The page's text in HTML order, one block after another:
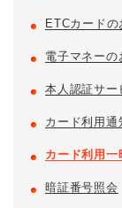
ETCカードの
電子マネーの
本人認証サー
カード利用通
カード利用一
暗証番号照会